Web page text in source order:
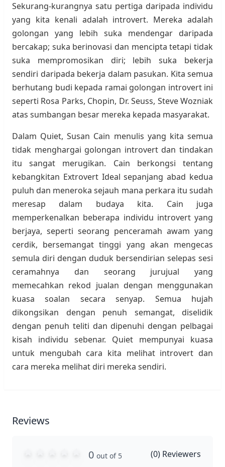
Sekurang-kurangnya satu pertiga daripada individu
yang kita kenali adalah introvert. Mereka adalah
golongan yang lebih suka mendengar daripada
bercakap; suka berinovasi dan mencipta tetapi tidak
suka mempromosikan diri; lebih suka bekerja
sendiri daripada bekerja dalam pasukan. Kita semua
berhutang budi kepada ramai golongan introvert ini
seperti Rosa Parks, Chopin, Dr. Seuss, Steve Wozniak
atas sumbangan besar mereka kepada masyarakat.
Dalam Quiet, Susan Cain menulis yang kita semua
tidak menghargai golongan introvert dan tindakan
itu sangat merugikan. Cain berkongsi tentang
kebangkitan Extrovert Ideal sepanjang abad kedua
puluh dan meneroka sejauh mana perkara itu sudah
meresap dalam budaya kita. Cain juga
memperkenalkan beberapa individu introvert yang
berjaya, seperti seorang penceramah awam yang
cerdik, bersemangat tinggi yang akan mengecas
semula diri dengan duduk bersendirian selepas sesi
ceramahnya dan seorang jurujual yang
memecahkan rekod jualan dengan menggunakan
kuasa soalan secara senyap. Semua hujah
dikongsikan dengan penuh semangat, diselidik
dengan penuh teliti dan dipenuhi dengan pelbagai
kisah individu sebenar. Quiet mempunyai kuasa
untuk mengubah cara kita melihat introvert dan
cara mereka melihat diri mereka sendiri.
Reviews
0 out of 5 (0) Reviewers